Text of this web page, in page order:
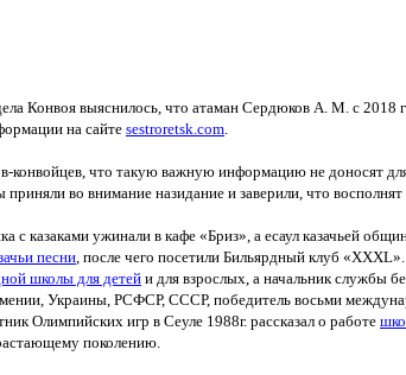
Конвоя выяснилось, что атаман Сердюков А. М. с 2018
на сайтеsestroretsk.com.
конвойцев, что такую важную информацию не доносят
во внимание назидание и заверили, что
с казаками ужинали в кафе «Бриз», а есаул казачьей
песни, после чего посетили Бильярдный клуб «XXXL
школы для детейи для взрослых, а начальник службы
Украины, РСФСР, СССР, победитель восьми
Олимпийских игр в Сеуле 1988г. рассказал о работе
поколению.